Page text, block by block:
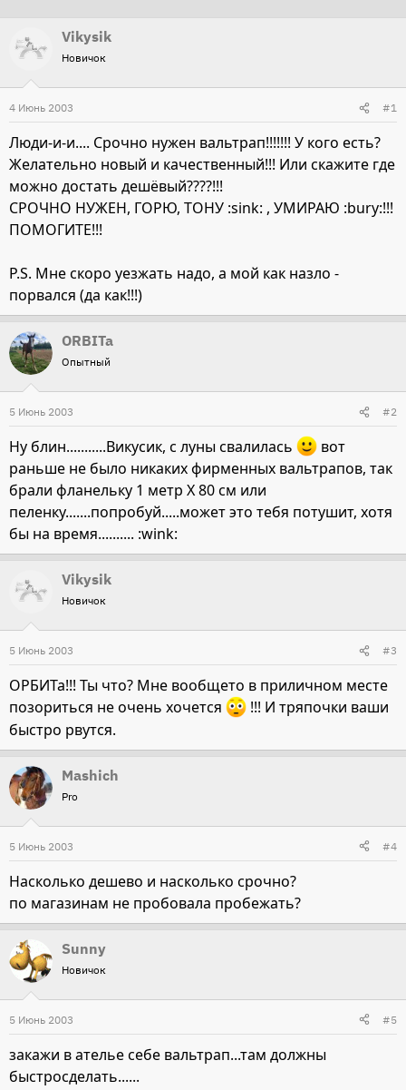
о
т
е
ы
а
н
а
л
а
Vikysik
Новичок
4 Июнь 2003 #1
Люди-и-и.... Срочно нужен вальтрап!!!!!!! У кого есть?
Желательно новый и качественный!!! Или скажите где
можно достать дешёвый????!!!
СРОЧНО НУЖЕН, ГОРЮ, ТОНУ :sink: , УМИРАЮ :bury:!!!
ПОМОГИТЕ!!!
P.S. Мне скоро уезжать надо, а мой как назло -
порвался (да как!!!)
ORBITa
Опытный
5 Июнь 2003 #2
Ну блин...........Викусик, с луны свалилась
вот
раньше не было никаких фирменных вальтрапов, так
брали фланельку 1 метр Х 80 см или
пеленку.......попробуй.....может это тебя потушит, хотя
бы на время.......... :wink:
Vikysik
Новичок
5 Июнь 2003 #3
ОРБИТа!!! Ты что? Мне вообщето в приличном месте
позориться не очень хочется
!!! И тряпочки ваши
быстро рвутся.
Mashich
Pro
5 Июнь 2003 #4
Насколько дешево и насколько срочно?
по магазинам не пробовала пробежать?
Sunny
Новичок
5 Июнь 2003 #5
закажи в ателье себе вальтрап...там должны
быстросделать......